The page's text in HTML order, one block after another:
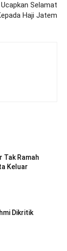
Selamat
Haji Jatem
Tak Ramah
Keluar
Dikritik